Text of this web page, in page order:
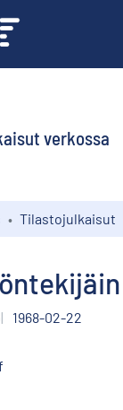
verkossa
Tilastojulkaisut
1968-02-22